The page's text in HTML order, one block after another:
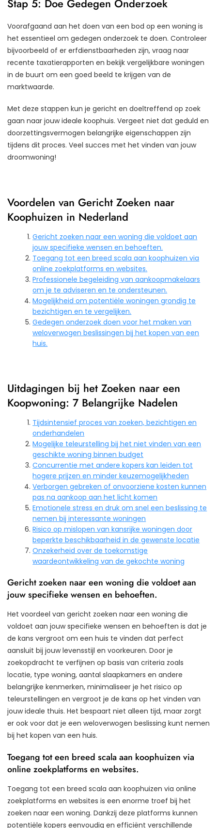
Stap 5: Doe Gedegen Onderzoek
Voorafgaand aan het doen van een bod op een woning is
het essentieel om gedegen onderzoek te doen. Controleer
bijvoorbeeld of er erfdienstbaarheden zijn, vraag naar
recente taxatierapporten en bekijk vergelijkbare woningen
in de buurt om een goed beeld te krijgen van de
marktwaarde.
Met deze stappen kun je gericht en doeltreffend op zoek
gaan naar jouw ideale koophuis. Vergeet niet dat geduld en
doorzettingsvermogen belangrijke eigenschappen zijn
tijdens dit proces. Veel succes met het vinden van jouw
droomwoning!
Voordelen van Gericht Zoeken naar
Koophuizen in Nederland
Gericht zoeken naar een woning die voldoet aan
jouw specifieke wensen en behoeften.
Toegang tot een breed scala aan koophuizen via
online zoekplatforms en websites.
Professionele begeleiding van aankoopmakelaars
om je te adviseren en te ondersteunen.
Mogelijkheid om potentiële woningen grondig te
bezichtigen en te vergelijken.
Gedegen onderzoek doen voor het maken van
weloverwogen beslissingen bij het kopen van een
huis.
Uitdagingen bij het Zoeken naar een
Koopwoning: 7 Belangrijke Nadelen
Tijdsintensief proces van zoeken, bezichtigen en
onderhandelen
Mogelijke teleurstelling bij het niet vinden van een
geschikte woning binnen budget
Concurrentie met andere kopers kan leiden tot
hogere prijzen en minder keuzemogelijkheden
Verborgen gebreken of onvoorziene kosten kunnen
pas na aankoop aan het licht komen
Emotionele stress en druk om snel een beslissing te
nemen bij interessante woningen
Risico op mislopen van kansrijke woningen door
beperkte beschikbaarheid in de gewenste locatie
Onzekerheid over de toekomstige
waardeontwikkeling van de gekochte woning
Gericht zoeken naar een woning die voldoet aan
jouw specifieke wensen en behoeften.
Het voordeel van gericht zoeken naar een woning die
voldoet aan jouw specifieke wensen en behoeften is dat je
de kans vergroot om een huis te vinden dat perfect
aansluit bij jouw levensstijl en voorkeuren. Door je
zoekopdracht te verfijnen op basis van criteria zoals
locatie, type woning, aantal slaapkamers en andere
belangrijke kenmerken, minimaliseer je het risico op
teleurstellingen en vergroot je de kans op het vinden van
jouw ideale thuis. Het bespaart niet alleen tijd, maar zorgt
er ook voor dat je een weloverwogen beslissing kunt nemen
bij het kopen van een huis.
Toegang tot een breed scala aan koophuizen via
online zoekplatforms en websites.
Toegang tot een breed scala aan koophuizen via online
zoekplatforms en websites is een enorme troef bij het
zoeken naar een woning. Dankzij deze platforms kunnen
potentiële kopers eenvoudig en efficiënt verschillende